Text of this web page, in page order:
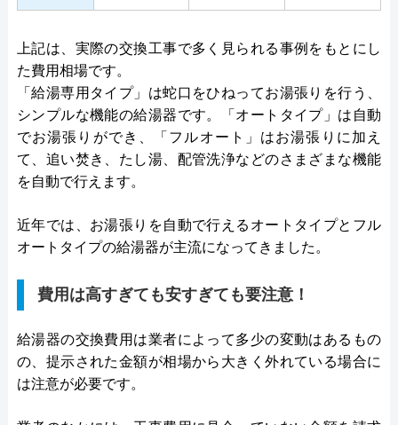
上記は、実際の交換工事で多く見られる事例をもとにし
た費用相場です。
「給湯専用タイプ」は蛇口をひねってお湯張りを行う、
シンプルな機能の給湯器です。「オートタイプ」は自動
でお湯張りができ、「フルオート」はお湯張りに加え
て、追い焚き、たし湯、配管洗浄などのさまざまな機能
を自動で行えます。
近年では、お湯張りを自動で行えるオートタイプとフル
オートタイプの給湯器が主流になってきました。
費用は高すぎても安すぎても要注意！
給湯器の交換費用は業者によって多少の変動はあるもの
の、提示された金額が相場から大きく外れている場合に
は注意が必要です。